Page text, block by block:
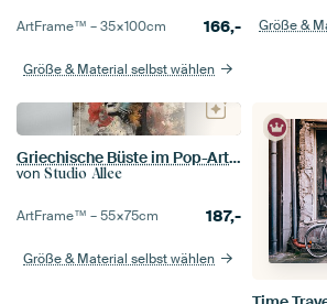
ArtFrame™ –35×100cm 166,-
Größe & Material selbst wählen
Größe &
Griechische Büste im Pop-Art-Stil
von Studio Allee
ArtFrame™ –55×75cm 187,-
Größe & Material selbst wählen